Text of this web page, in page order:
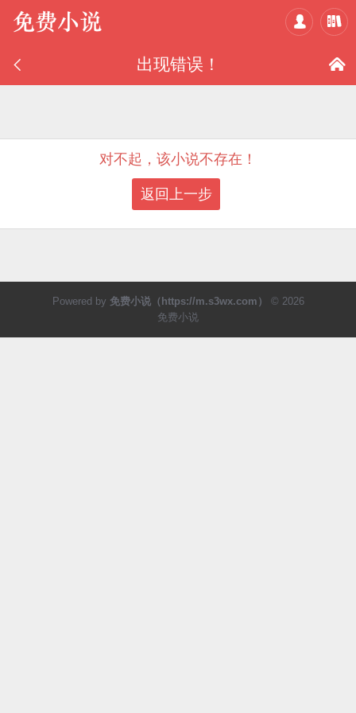
 
 
出现错误！
对不起，该小说不存在！
返回上一步
Powered by 免费小说（https://m.s3wx.com）
© 2026
免费小说